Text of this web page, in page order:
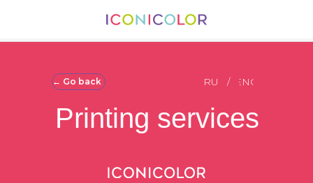
Printing services
← Go back RU ENG
/